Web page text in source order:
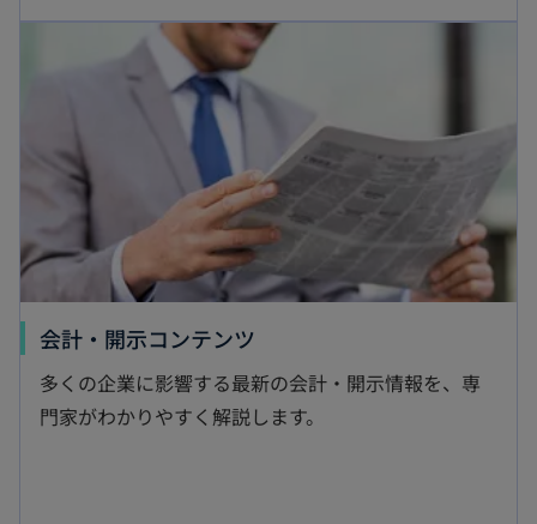
い
ブ
く
会計・開示コンテンツ
し
い
多くの企業に影響する最新の会計・開示情報を、専
門家がわかりやすく解説します。
新しいタブで開く